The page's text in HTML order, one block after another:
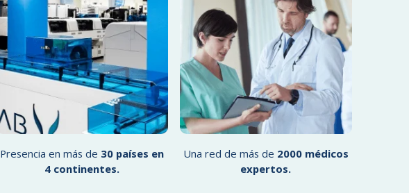
Presencia en más de 30 países en
4 continentes.
Una red de más de 2000 médicos
expertos.